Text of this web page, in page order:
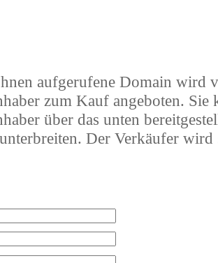
aufgerufene Domain wird
zum Kauf angeboten. Sie
über das unten
Der Verkäufer wird